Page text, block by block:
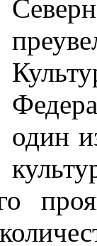
один